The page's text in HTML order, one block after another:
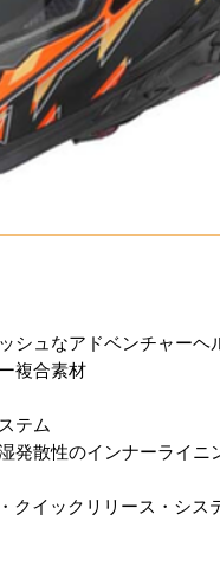
シュなアドベンチャーヘ
複合素材
テム
発散性のインナーライニ
クイックリリース・シス